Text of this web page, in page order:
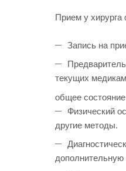
Прием у хирурга
Запись на
текущих
общее
Физический
другие методы.